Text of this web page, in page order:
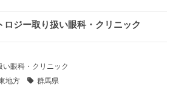
ロジー取り扱い眼科・クリニック
い眼科・クリニック
地方 群馬県